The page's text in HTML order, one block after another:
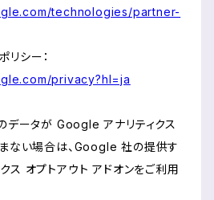
technologies/partner-
シー：
privacy?hl=ja
データが Google アナリティクス
ない場合は、Google 社の提供す
ス オプトアウト アドオンをご利用